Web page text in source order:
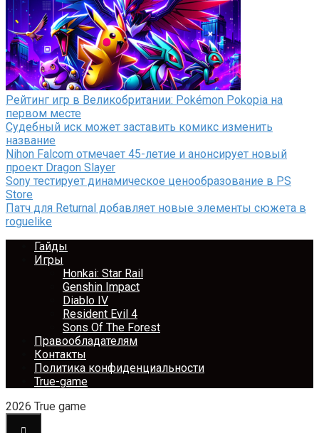
Рейтинг игр в Великобритании: Pokémon Pokopia на
первом месте
Судебный иск может заставить комикс изменить
название
Nihon Falcom отмечает 45-летие и анонсирует новый
проект Dragon Slayer
Sony тестирует динамическое ценообразование в PS
Store
Патч для Returnal добавляет новые элементы сюжета в
roguelike
Гайды
Игры
Honkai: Star Rail
Genshin Impact
Diablo IV
Resident Evil 4
Sons Of The Forest
Правообладателям
Контакты
Политика конфиденциальности
True-game
2026 True game